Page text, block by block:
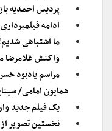
پردیس احمدیه
ادامه
ما اشتباهی
واکنش غلامرضا
مراسم یادبود
همایون امامی/
یک فیلم جدید
نخستین تصویر